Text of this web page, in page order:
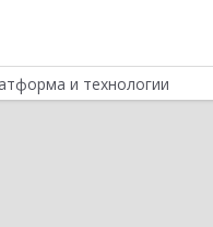
и технологии